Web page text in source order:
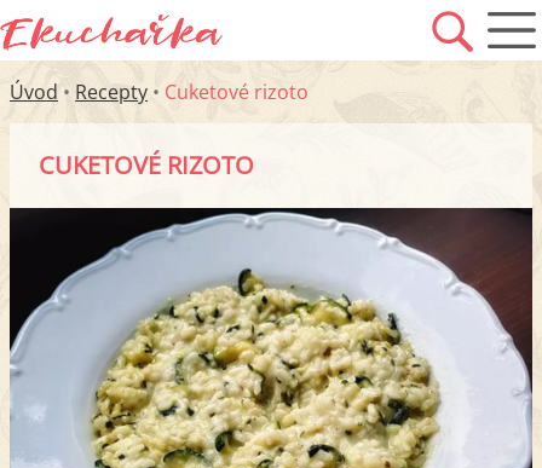
Úvod • Recepty • Cuketové rizoto
CUKETOVÉ RIZOTO